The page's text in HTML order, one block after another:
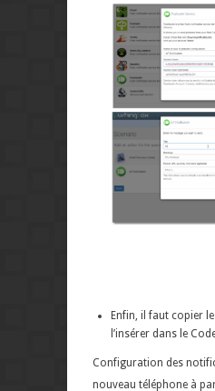
Enfin, il faut copier
l’insérer dans le
Configuration des
nouveau téléphone à